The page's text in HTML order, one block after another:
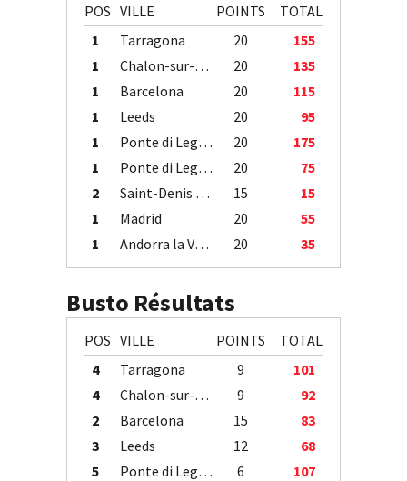
POS VILLE POINTS
TOTAL
1
Tarragona 20
155
1
Chalon-sur-Saône 20
135
1
Barcelona 20
115
1
Leeds 20
95
1
Ponte di Legno 20
175
1
Ponte di Legno 20
75
2
Saint-Denis / Île de la Réunion 15
15
1
Madrid 20
55
1
Andorra la Vella 20 35
Busto Résultats
POS VILLE POINTS
TOTAL
4
Tarragona 9
101
4
Chalon-sur-Saône 9
92
2
Barcelona 15
83
3
Leeds 12
68
5
Ponte di Legno 6
107